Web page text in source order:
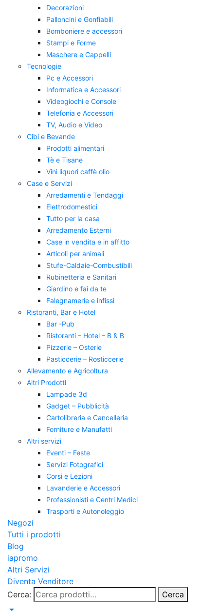
Decorazioni
Palloncini e Gonfiabili
Bomboniere e accessori
Stampi e Forme
Maschere e Cappelli
Tecnologie
Pc e Accessori
Informatica e Accessori
Videogiochi e Console
Telefonia e Accessori
TV, Audio e Video
Cibi e Bevande
Prodotti alimentari
Tè e Tisane
Vini liquori caffè olio
Case e Servizi
Arredamenti e Tendaggi
Elettrodomestici
Tutto per la casa
Arredamento Esterni
Case in vendita e in affitto
Articoli per animali
Stufe-Caldaie-Combustibili
Rubinetteria e Sanitari
Giardino e fai da te
Falegnamerie e infissi
Ristoranti, Bar e Hotel
Bar -Pub
Ristoranti – Hotel – B & B
Pizzerie – Osterie
Pasticcerie – Rosticcerie
Allevamento e Agricoltura
Altri Prodotti
Lampade 3d
Gadget – Pubblicità
Cartolibreria e Cancelleria
Forniture e Manufatti
Altri servizi
Eventi – Feste
Servizi Fotografici
Corsi e Lezioni
Lavanderie e Accessori
Professionisti e Centri Medici
Trasporti e Autonoleggio
Negozi
Tutti i prodotti
Blog
iapromo
Altri Servizi
Diventa Venditore
Cerca:
Cerca